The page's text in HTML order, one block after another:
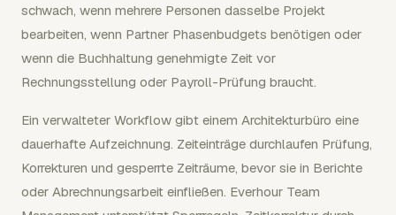
schwach, wenn mehrere Personen dasselbe Projekt
bearbeiten, wenn Partner Phasenbudgets benötigen oder
wenn die Buchhaltung genehmigte Zeit vor
Rechnungsstellung oder Payroll-Prüfung braucht.
Ein verwalteter Workflow gibt einem Architekturbüro eine
dauerhafte Aufzeichnung. Zeiteinträge durchlaufen Prüfung,
Korrekturen und gesperrte Zeiträume, bevor sie in Berichte
oder Abrechnungsarbeit einfließen. Everhour Team